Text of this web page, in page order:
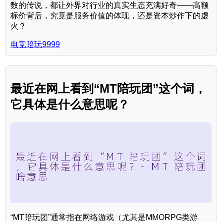
数的传说，都让外界对行业的真实生态充满好奇——高额
标价背后，究竟是服务价值的体现，还是资本炒作下的虚
火？
电竞陪玩9999
最近在网上看到“MT陪玩团”这个词，
它具体是什么意思呢？
“MT陪玩团”通常指在网络游戏（尤其是MMORPG类游